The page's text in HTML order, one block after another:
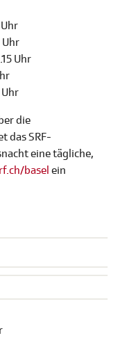
Uhr
Uhr
die
das SRF-
eine tägliche,
baselein